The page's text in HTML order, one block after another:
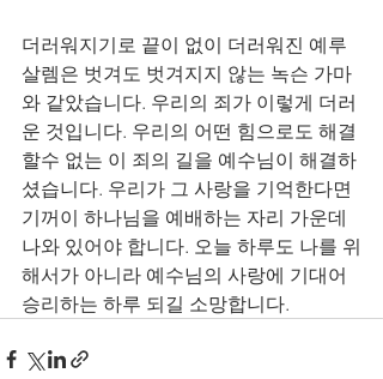
더러워지기로 끝이 없이 더러워진 예루
살렘은 벗겨도 벗겨지지 않는 녹슨 가마
와 같았습니다. 우리의 죄가 이렇게 더러
운 것입니다. 우리의 어떤 힘으로도 해결
할수 없는 이 죄의 길을 예수님이 해결하
셨습니다. 우리가 그 사랑을 기억한다면
기꺼이 하나님을 예배하는 자리 가운데
나와 있어야 합니다. 오늘 하루도 나를 위
해서가 아니라 예수님의 사랑에 기대어
승리하는 하루 되길 소망합니다.